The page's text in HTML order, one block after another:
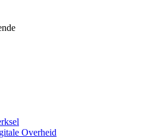
Overheid